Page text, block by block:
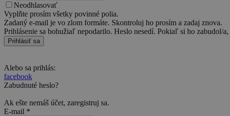
Neodhlasovať
Vyplňte prosím všetky povinné polia.
Zadaný e-mail je vo zlom formáte. Skontroluj ho prosím a zadaj znova.
Prihlásenie sa bohužiaľ nepodarilo. Heslo nesedí. Pokiaľ si ho zabudol/
Prihlásiť sa
Alebo sa prihlás:
facebook
Zabudnuté heslo?
Ak ešte nemáš účet, zaregistruj sa.
E-mail *